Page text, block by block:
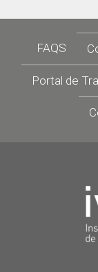
Footer
FAQS
Portal de